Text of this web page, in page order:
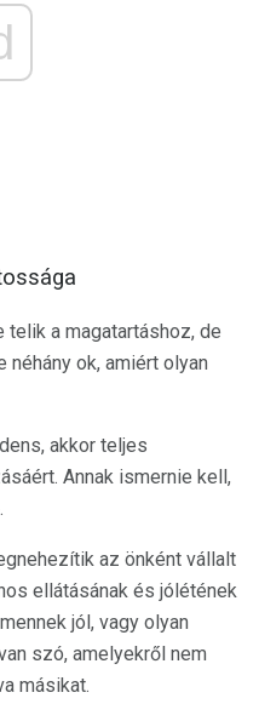
a magatartáshoz, de
ok, amiért olyan
akkor teljes
Annak ismernie kell,
az önként vállalt
ellátásának és jólétének
jól, vagy olyan
szó, amelyekről nem
másikat.